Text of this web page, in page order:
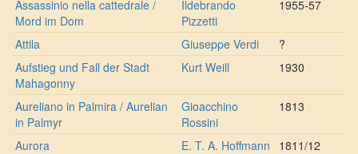
Assassinio nella cattedrale /
Mord im Dom
Ildebrando
Pizzetti
1955-57
Attila Giuseppe Verdi
?
Aufstieg und Fall der Stadt
Mahagonny
Kurt Weill 1930
Aureliano in Palmira / Aurelian
in Palmyr
Gioacchino
Rossini
1813
Aurora E. T. A. Hoffmann
1811/12